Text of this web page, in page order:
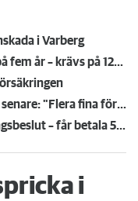
i Varberg
Anmälde inte vattenskadat badrum på fem år – krävs på 125 000 kronor
Kompisdealen blev verklighet – 40 år senare: "Flera fina fördelar med att dela bostad"
Kvinna kapade lägenhet efter vräkningsbeslut – får betala 50 000
i